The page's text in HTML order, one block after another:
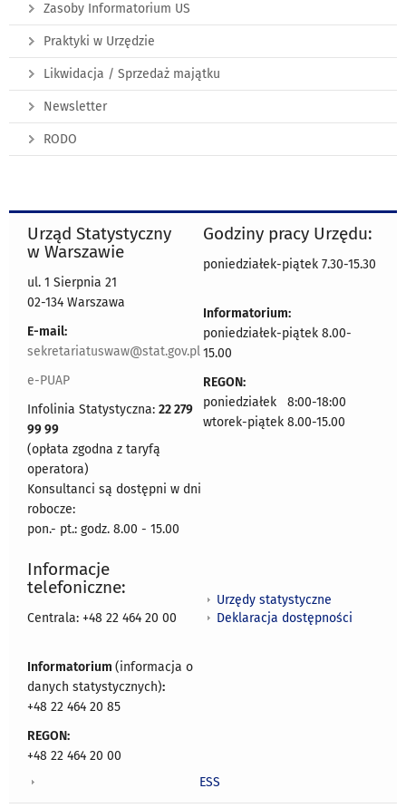
Zasoby Informatorium US
Praktyki w Urzędzie
Likwidacja / Sprzedaż majątku
Newsletter
RODO
Urząd Statystyczny
w Warszawie
ul. 1 Sierpnia 21
02-134 Warszawa
E-mail:
sekretariatuswaw@stat.gov.pl
e-PUAP
Infolinia Statystyczna: 22 279
99 99
(opłata zgodna z taryfą
operatora)
Konsultanci są dostępni w dni
robocze:
pon.- pt.: godz. 8.00 - 15.00
Godziny pracy Urzędu:
poniedziałek-piątek 7.30-15.30
Informatorium:
poniedziałek-piątek 8.00-
15.00
REGON:
poniedziałek 8:00-18:00
wtorek-piątek 8.00-15.00
Informacje
telefoniczne:
Centrala: +48 22 464 20 00
Informatorium (informacja o
danych statystycznych):
+48 22 464 20 85
REGON:
+48 22 464 20 00
Urzędy statystyczne
Deklaracja dostępności
ESS